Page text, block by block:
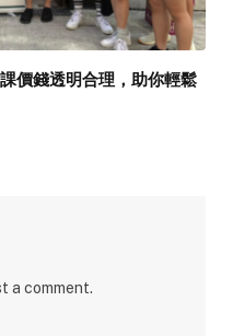
價錢透明合理，助你輕鬆
a comment.